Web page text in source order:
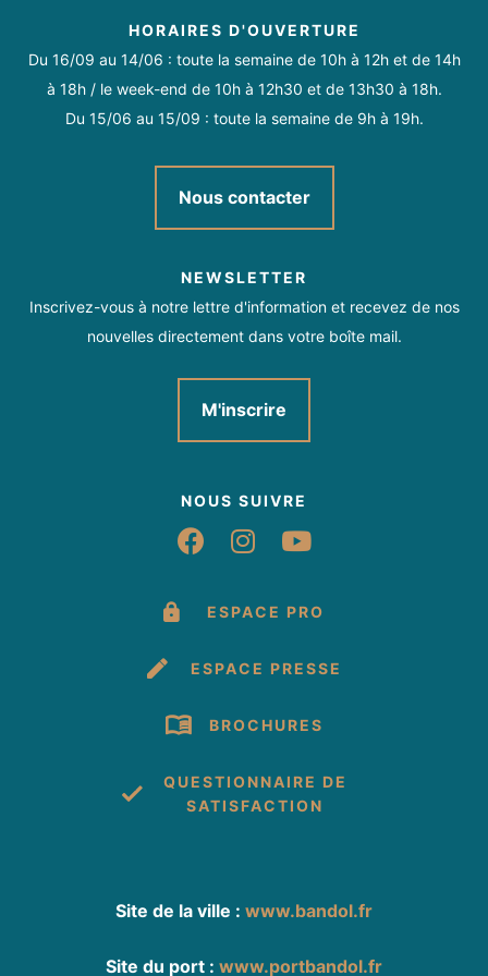
Du lundi au vendredi, de 9h à 18h.
HORAIRES D'OUVERTURE
Du 16/09 au 14/06 : toute la semaine de 10h à 12h et de 14h
à 18h / le week-end de 10h à 12h30 et de 13h30 à 18h.
Du 15/06 au 15/09 : toute la semaine de 9h à 19h.
Nous contacter
NEWSLETTER
Inscrivez-vous à notre lettre d'information et recevez de nos
nouvelles directement dans votre boîte mail.
M'inscrire
NOUS SUIVRE
Suivez-nous sur
Suivez-nous sur
Suivez-nous
ESPACE PRO
ESPACE PRESSE
BROCHURES
QUESTIONNAIRE DE
SATISFACTION
Site de la ville : www.bandol.fr
Site du port : www.portbandol.fr